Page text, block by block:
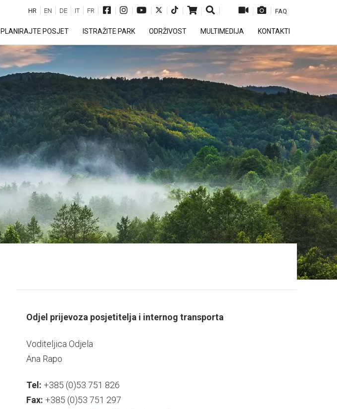
| | | | | | | | | FAQ
HR EN DE IT FR
PLANIRAJTE POSJET ISTRAŽITE PARK ODRŽIVOST MULTIMEDIJA KONTAKTI
Odjel prijevoza posjetitelja i internog transporta
Voditeljica Odjela
Ana Rapo
Tel: +385 (0)53 751 826
Fax: +385 (0)53 751 297